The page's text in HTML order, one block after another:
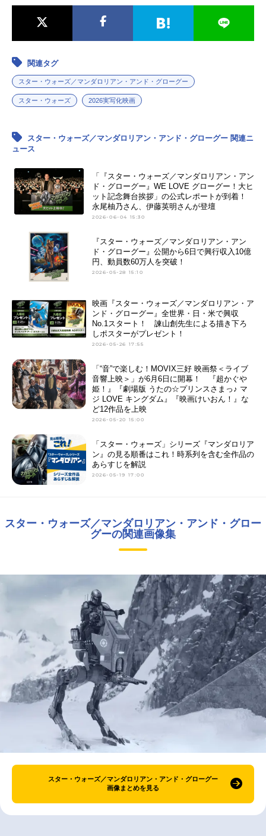
関連タグ
スター・ウォーズ／マンダロリアン・アンド・グローグー
スター・ウォーズ 2026実写化映画
スター・ウォーズ／マンダロリアン・アンド・グローグー 関連ニ
ュース
「『スター・ウォーズ／マンダロリアン・アン
ド・グローグー』WE LOVE グローグー！大ヒ
ット記念舞台挨拶」の公式レポートが到着！
永尾柚乃さん、伊藤英明さんが登壇
2026-06-04 15:30
『スター・ウォーズ／マンダロリアン・アン
ド・グローグー』公開から6日で興行収入10億
円、動員数60万人を突破！
2026-05-28 15:10
映画『スター・ウォーズ／マンダロリアン・ア
ンド・グローグー』全世界・日・米で興収
No.1スタート！ 諫山創先生による描き下ろ
しポスターがプレゼント！
2026-05-26 17:55
「“音”で楽しむ！MOVIX三好 映画祭＜ライブ
音響上映＞」が6月6日に開幕！ 『超かぐや
姫！』『劇場版 うたの☆プリンスさまっ♪ マ
ジ LOVE キングダム』『映画けいおん！』な
ど12作品を上映
2026-05-20 15:00
「スター・ウォーズ」シリーズ『マンダロリア
ン』の見る順番はこれ！時系列を含む全作品の
あらすじを解説
2026-05-19 17:00
スター・ウォーズ／マンダロリアン・アンド・グロー
グーの関連画像集
スター・ウォーズ／マンダロリアン・アンド・グローグー
画像まとめを見る